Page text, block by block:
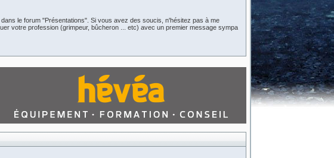
dans le forum "Présentations". Si vous avez des soucis, n'hésitez pas à me
votre profession (grimpeur, bûcheron ... etc) avec un premier message sympa